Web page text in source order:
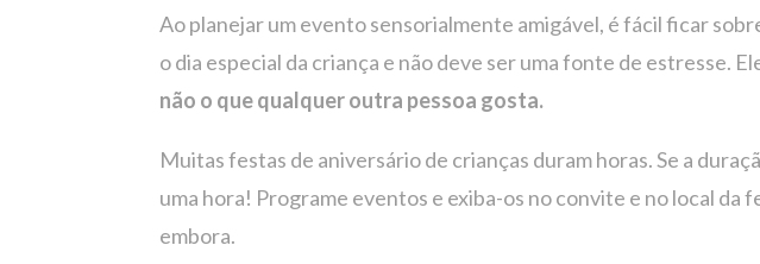
Ao planejar um evento sensorialmente amigável, é fácil ficar
o dia especial da criança e não deve ser uma fonte de estresse.
não o que qualquer outra pessoa gosta.
Muitas festas de aniversário de crianças duram horas. Se a
uma hora! Programe eventos e exiba-os no convite e no local
embora.